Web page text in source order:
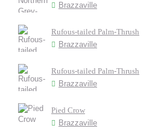
Brazzaville
Rufous-tailed Palm-Thrush
Brazzaville
Rufous-tailed Palm-Thrush
Brazzaville
Pied Crow
Brazzaville